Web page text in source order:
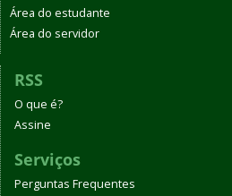
Área do estudante
Área do servidor
RSS
O que é?
Assine
Serviços
Perguntas Frequentes